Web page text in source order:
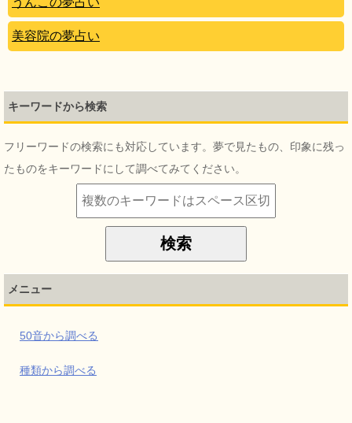
美容院の夢占い
キーワードから検索
フリーワードの検索にも対応しています。夢で見たもの、印象に残っ
たものをキーワードにして調べてみてください。
メニュー
50音から調べる
種類から調べる